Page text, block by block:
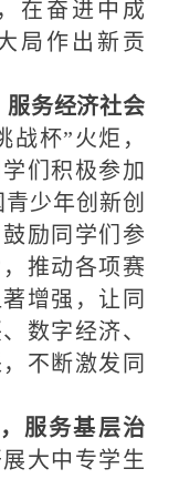
在奋进中成
局作出新贡
务经济社会
战杯”火炬，
们积极参加
少年创新创
励同学们参
推动各项赛
增强，让同
数字经济、
不断激发同
服务基层治
大中专学生